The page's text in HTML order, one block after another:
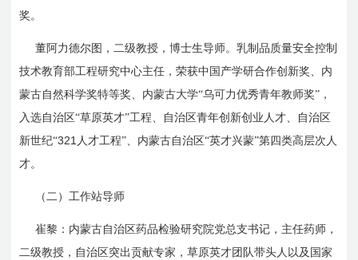
奖。
董阿力德尔图，二级教授，博士生导师。乳制品质量安全控制
技术教育部工程研究中心主任，荣获中国产学研合作创新奖、内
蒙古自然科学奖特等奖、内蒙古大学“乌可力优秀青年教师奖”，
入选自治区“草原英才”工程、自治区青年创新创业人才、自治区
新世纪“321 人才工程”、内蒙古自治区“英才兴蒙”第四类高层次人
才。
（二）工作站导师
崔黎：内蒙古自治区药品检验研究院党总支书记，主任药师，
二级教授，自治区突出贡献专家，草原英才团队带头人以及 国家